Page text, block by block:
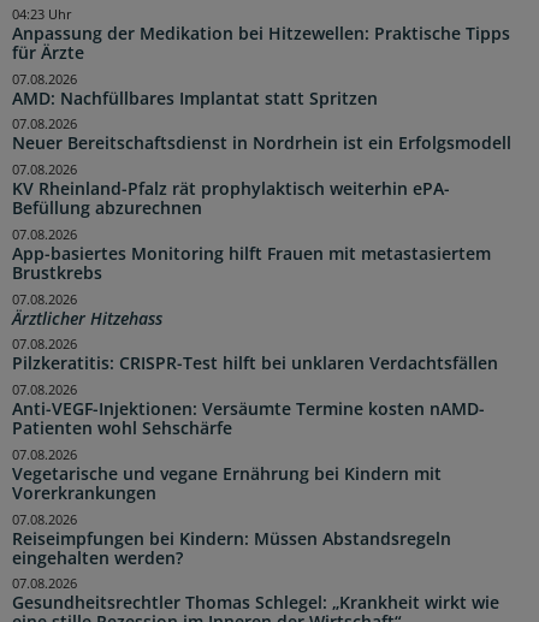
Anpassung der Medikation bei Hitzewellen: Praktische Tipps
für Ärzte
04:23 Uhr
AMD: Nachfüllbares Implantat statt Spritzen
07.08.2026
Neuer Bereitschaftsdienst in Nordrhein ist ein Erfolgsmodell
07.08.2026
KV Rheinland-Pfalz rät prophylaktisch weiterhin ePA-
Befüllung abzurechnen
07.08.2026
App-basiertes Monitoring hilft Frauen mit metastasiertem
Brustkrebs
07.08.2026
Ärztlicher Hitzehass
07.08.2026
Pilzkeratitis: CRISPR-Test hilft bei unklaren Verdachtsfällen
07.08.2026
Anti-VEGF-Injektionen: Versäumte Termine kosten nAMD-
Patienten wohl Sehschärfe
07.08.2026
Vegetarische und vegane Ernährung bei Kindern mit
Vorerkrankungen
07.08.2026
Reiseimpfungen bei Kindern: Müssen Abstandsregeln
eingehalten werden?
07.08.2026
Gesundheitsrechtler Thomas Schlegel: „Krankheit wirkt wie
07.08.2026